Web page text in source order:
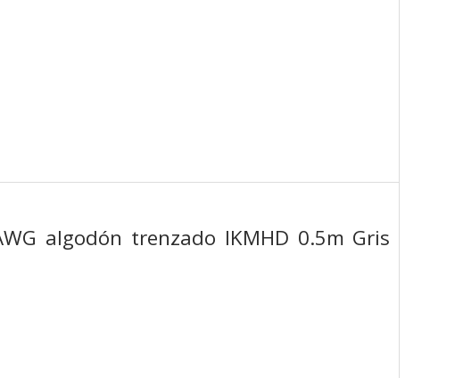
algodón trenzado IKMHD 0.5m Gris